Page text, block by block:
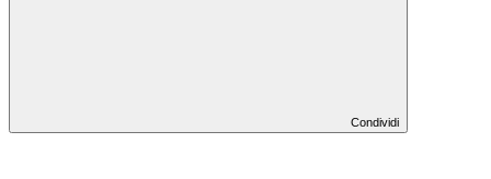
Condividi